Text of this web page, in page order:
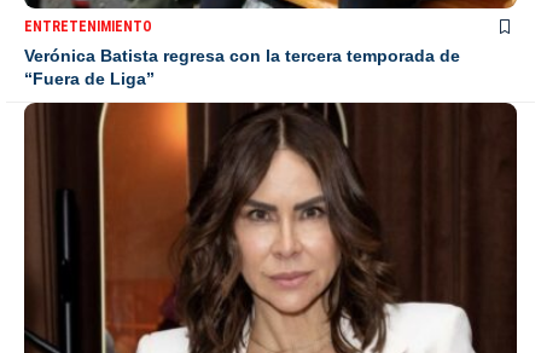
ENTRETENIMIENTO
Verónica Batista regresa con la tercera temporada de
“Fuera de Liga”